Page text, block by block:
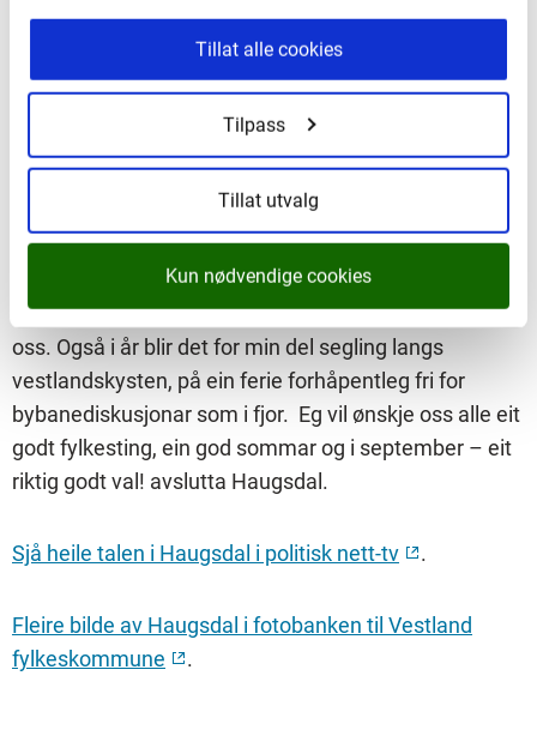
Tillat alle cookies
Tilpass
Tillat utvalg
Kun nødvendige cookies
fylkeskommune. Eg skal love for eigen del å utvise
Ferie utan bybanediskusjonar
Han avslutta talen med å røpe eigne ferieplanar.
Tradisjonen tru kjem Haugsdal til å feriere i seglbåt.
– Om nokre veker er det ferie for dei fleste av
oss. Også i år blir det for min del segling langs
vestlandskysten, på ein ferie forhåpentleg fri for
bybanediskusjonar som i fjor. Eg vil ønskje oss alle eit
godt fylkesting, ein god sommar og i september – eit
riktig godt val! avslutta Haugsdal.
Sjå heile talen i Haugsdal i politisk nett-tv .
Fleire bilde av Haugsdal i fotobanken til Vestland
fylkeskommune
.